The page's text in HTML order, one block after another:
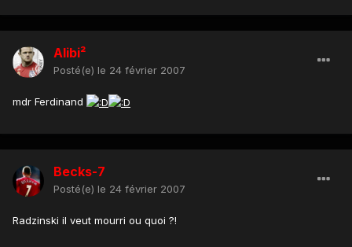
Alibi²
Posté(e) le 24 février 2007
mdr Ferdinand
Becks-7
Posté(e) le 24 février 2007
Radzinski il veut mourri ou quoi ?!